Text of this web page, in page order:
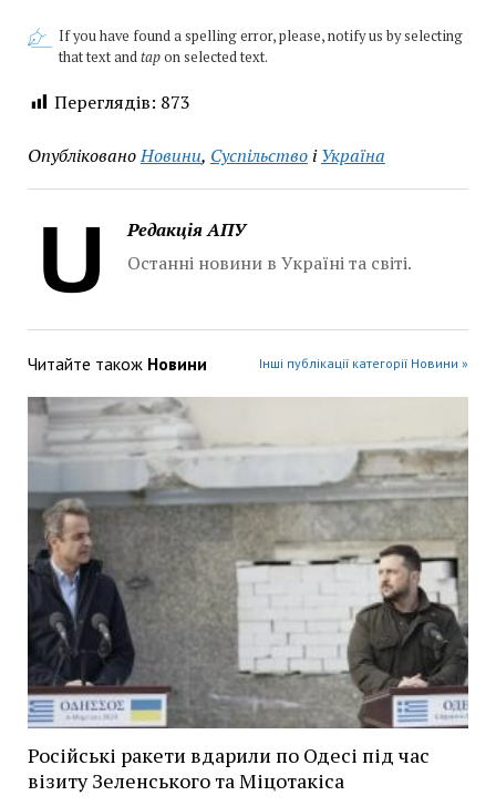
If you have found a spelling error, please, notify us by selecting
that text andtapon selected text.
Переглядів: 873
ОпублікованоНовини, СуспільствоіУкраїна
Редакція АПУ
Останні новини в Україні та світі.
Читайте також Новини Інші публікації категорії Новини »
Російські ракети вдарили по Одесі під час
візиту Зеленського та Міцотакіса